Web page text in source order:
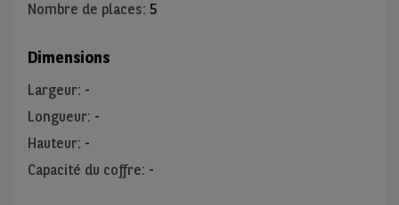
Nombre de places: 5
Dimensions
Largeur: -
Longueur: -
Hauteur: -
Capacité du coffre: -